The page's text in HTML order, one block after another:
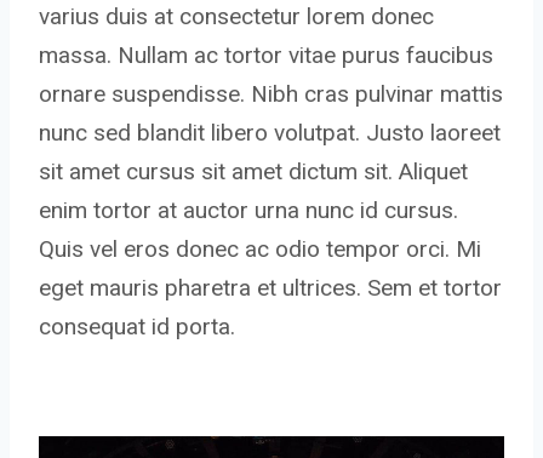
varius duis at consectetur lorem donec
massa. Nullam ac tortor vitae purus faucibus
ornare suspendisse. Nibh cras pulvinar mattis
nunc sed blandit libero volutpat. Justo laoreet
sit amet cursus sit amet dictum sit. Aliquet
enim tortor at auctor urna nunc id cursus.
Quis vel eros donec ac odio tempor orci. Mi
eget mauris pharetra et ultrices. Sem et tortor
consequat id porta.